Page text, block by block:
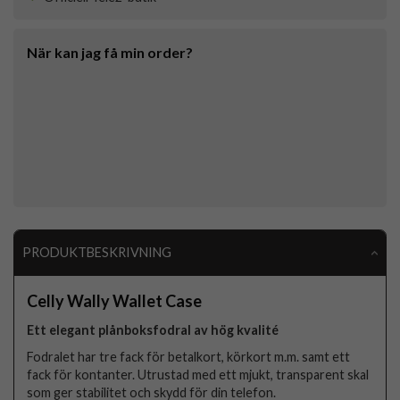
När kan jag få min order?
PRODUKTBESKRIVNING
Celly Wally Wallet Case
Ett elegant plånboksfodral av hög kvalité
Fodralet har tre fack för betalkort, körkort m.m. samt ett
fack för kontanter. Utrustad med ett mjukt, transparent skal
som ger stabilitet och skydd för din telefon.